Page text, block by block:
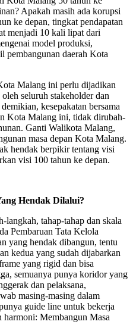
Apakah masih ada korupsi
ke depan, tingkat pendapatan
menjadi 10 kali lipat dari
model produksi,
pembangunan daerah Kota
Malang ini perlu dijadikan
seluruh stakeholder dan
kesepakatan bersama
Kota Malang ini, tidak dirubah-
Ganti Walikota Malang,
masa depan Kota Malang.
hendak berpikir tentang visi
visi 100 tahun ke depan.
Hendak Dilalui?
tahap-tahap dan skala
Pembaruan Tata Kelola
yang hendak dibangun, tentu
kedua yang sudah dijabarkan
yang rigid dan bisa
semuanya punya koridor yang
dan pelaksana,
masing-masing dalam
guide line untuk bekerja
harmoni: Membangun Masa